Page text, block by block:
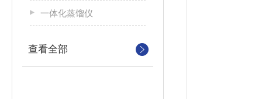
一体化蒸馏仪
查看全部